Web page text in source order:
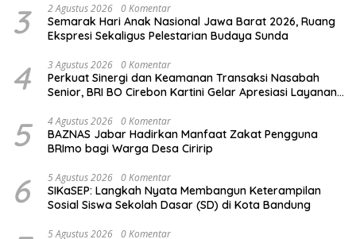
3 2 Agustus 2026 0 Komentar
Semarak Hari Anak Nasional Jawa Barat 2026, Ruang
Ekspresi Sekaligus Pelestarian Budaya Sunda
4 3 Agustus 2026 0 Komentar
Perkuat Sinergi dan Keamanan Transaksi Nasabah
Senior, BRI BO Cirebon Kartini Gelar Apresiasi Layanan
5 4 Agustus 2026 0 Komentar
BAZNAS Jabar Hadirkan Manfaat Zakat Pengguna
BRImo bagi Warga Desa Ciririp
6 5 Agustus 2026 0 Komentar
SIKaSEP: Langkah Nyata Membangun Keterampilan
Sosial Siswa Sekolah Dasar (SD) di Kota Bandung
5 Agustus 2026 0 Komentar